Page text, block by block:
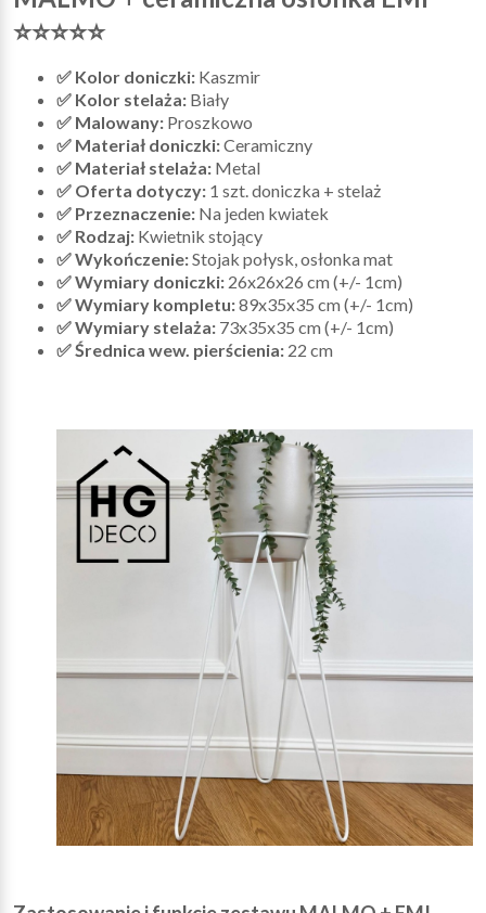
⭐⭐⭐⭐⭐
✅ Kolor doniczki: Kaszmir
✅ Kolor stelaża: Biały
✅ Malowany: Proszkowo
✅ Materiał doniczki:Ceramiczny
✅ Materiał stelaża: Metal
✅ Oferta dotyczy: 1 szt. doniczka + stelaż
✅ Przeznaczenie: Na jeden kwiatek
✅ Rodzaj: Kwietnik stojący
✅ Wykończenie:Stojak połysk, osłonka mat
✅ Wymiary doniczki: 26x26x26 cm (+/- 1cm)
✅ Wymiary kompletu:89x35x35 cm (+/- 1cm)
✅ Wymiary stelaża: 73x35x35 cm (+/- 1cm)
✅ Średnica wew. pierścienia: 22 cm